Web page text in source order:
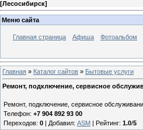
[Лесосибирск]
Меню сайта
Главная страница Афиша Фотоальбом
Главная » Каталог сайтов » Бытовые услуги
Ремонт, подключение, сервисное
Ремонт, подключение, сервисное
Телефон: +7 904 892 93 00
Переходов: 0 | Добавил: ASM | Рейтинг: 1.0/5